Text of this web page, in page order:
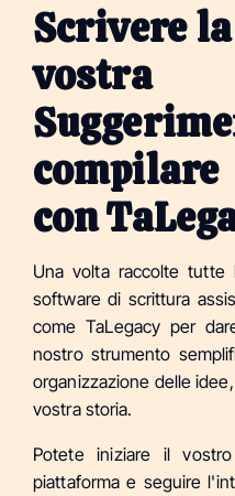
Scrivere
vostra
con
Una volta raccolte tutte
software di scrittura
come TaLegacy per
nostro strumento
organizzazione delle
vostra storia.
Potete iniziare il
piattaforma e seguire